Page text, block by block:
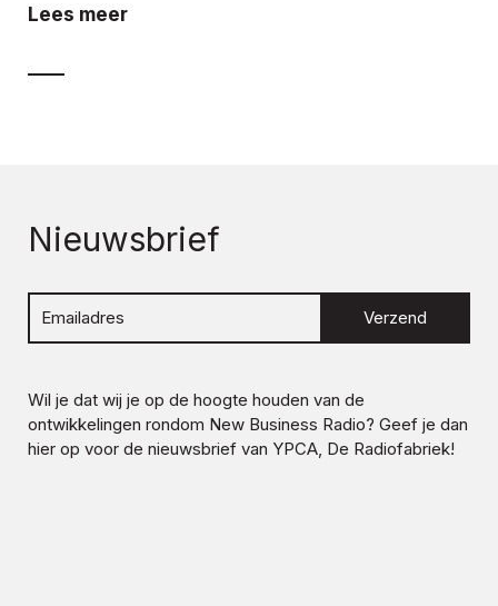
Lees meer
Nieuwsbrief
Verzend
Wil je dat wij je op de hoogte houden van de
ontwikkelingen rondom New Business Radio? Geef je dan
hier op voor de nieuwsbrief van YPCA, De Radiofabriek!